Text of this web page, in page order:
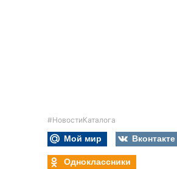
#НовостиКаталога
Мой мир
Вконтакте
Одноклассники